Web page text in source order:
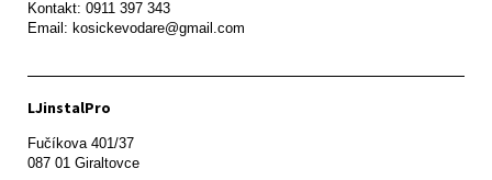
Kontakt: 0911 397 343
Email: kosickevodare@gmail.com
LJinstalPro
Fučíkova 401/37
087 01 Giraltovce